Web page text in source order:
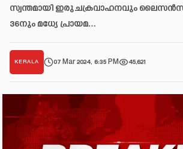
സ്വന്തമായി ഇരുചക്രവാഹനവും
36നും മധ്യേ പ്രായമ…
KERALA 07 Mar 2024, 6:35 PM 45,621